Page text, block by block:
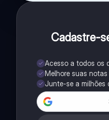
Cadastre-
Acesso a todos os
Melhore suas notas
Junte-se a milhões